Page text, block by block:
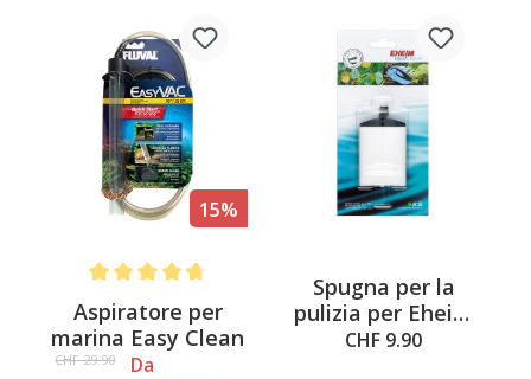
15%
Average rating of 4.7 out of 5 stars
Aspiratore per
marina Easy Clean
CHF 29.90
Da
Spugna per la
pulizia per Eheim
rapidCleaner
CHF 9.90